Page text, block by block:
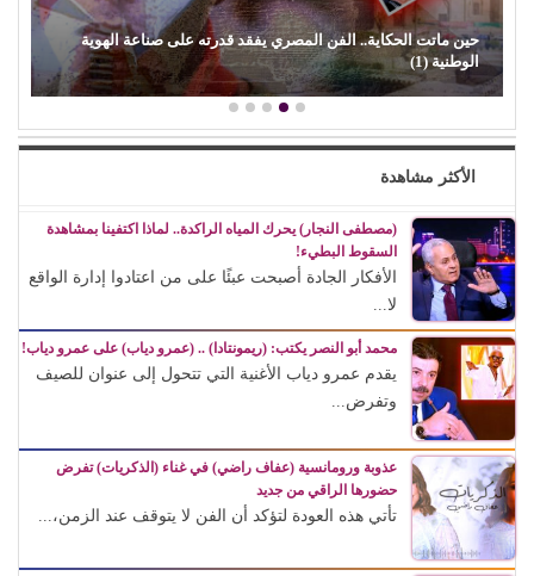
حين ماتت الحكاية.. الفن المصري يفقد قدرته على صناعة الهوية
الوطنية (1)
الأكثر مشاهدة
(مصطفى النجار) يحرك المياه الراكدة.. لماذا اكتفينا بمشاهدة
السقوط البطيء!
الأفكار الجادة أصبحت عبئًا على من اعتادوا إدارة الواقع
لا...
محمد أبو النصر يكتب: (ريمونتادا) .. (عمرو دياب) على عمرو دياب!
يقدم عمرو دياب الأغنية التي تتحول إلى عنوان للصيف
وتفرض...
عذوبة ورومانسية (عفاف راضي) في غناء (الذكريات) تفرض
حضورها الراقي من جديد
تأتي هذه العودة لتؤكد أن الفن لا يتوقف عند الزمن،...